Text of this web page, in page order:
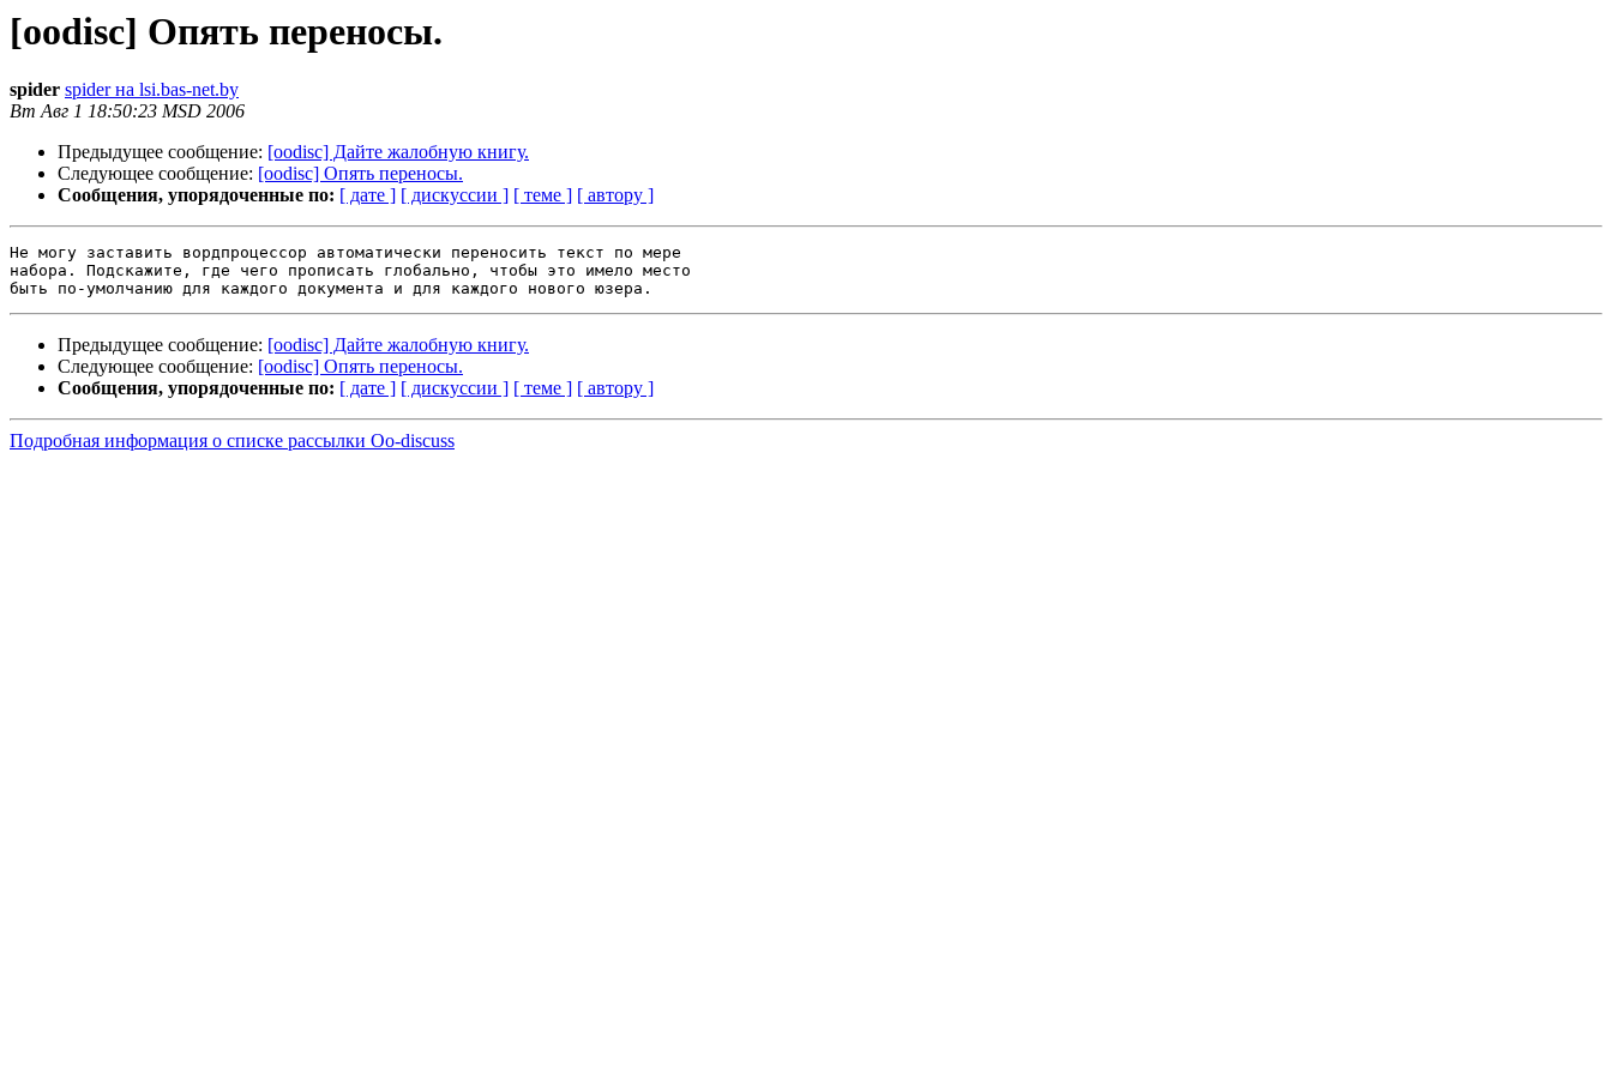
[oodisc] Опять переносы.
spider spider на lsi.bas-net.by
Вт Авг 1 18:50:23 MSD 2006
Предыдущее сообщение: [oodisc] Дайте жалобную книгу.
Следующее сообщение: [oodisc] Опять переносы.
Сообщения, упорядоченные по: [ дате ] [ дискуссии ] [ теме ] [ автору ]
Не могу заставить вордпроцессор автоматически переносить текст по мере
набора. Подскажите, где чего прописать глобально, чтобы это имело место
Предыдущее сообщение: [oodisc] Дайте жалобную книгу.
Следующее сообщение: [oodisc] Опять переносы.
Сообщения, упорядоченные по: [ дате ] [ дискуссии ] [ теме ] [ автору ]
Подробная информация о списке рассылки Oo-discuss